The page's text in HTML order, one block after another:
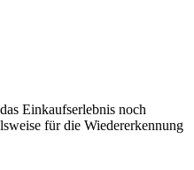
Einkaufserlebnis noch
für die Wiedererkennung